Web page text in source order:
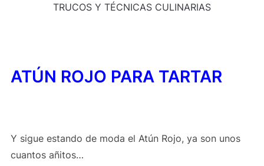
TRUCOS Y TÉCNICAS CULINARIAS
ATÚN ROJO PARA TARTAR
Y sigue estando de moda el Atún Rojo, ya son unos
cuantos añitos…